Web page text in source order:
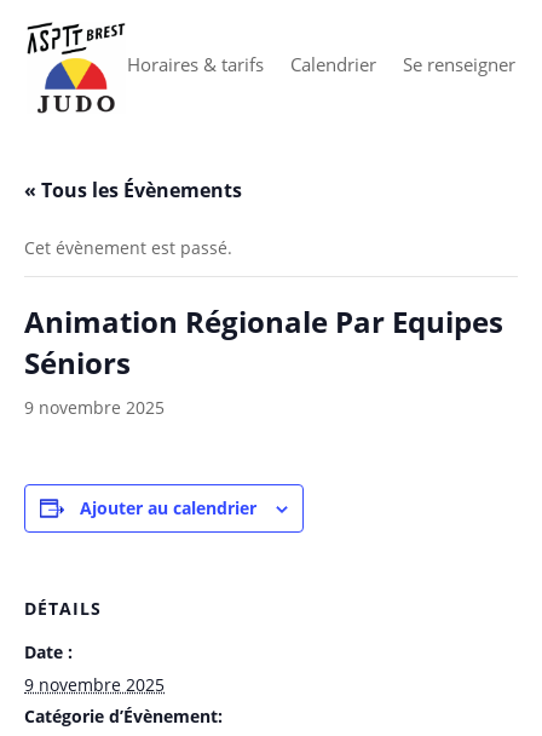
Horaires & tarifs Calendrier Se renseigner
« Tous les Évènements
Cet évènement est passé.
Animation Régionale Par Equipes
Séniors
9 novembre 2025
Ajouter au calendrier
DÉTAILS
Date :
9 novembre 2025
Catégorie d’Évènement: